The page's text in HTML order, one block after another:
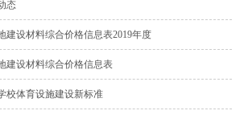
态
建设材料综合价格信息表2019年度
建设材料综合价格信息表
校体育设施建设新标准